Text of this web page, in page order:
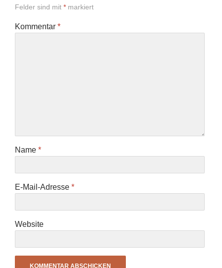
Felder sind mit * markiert
Kommentar *
Name *
E-Mail-Adresse *
Website